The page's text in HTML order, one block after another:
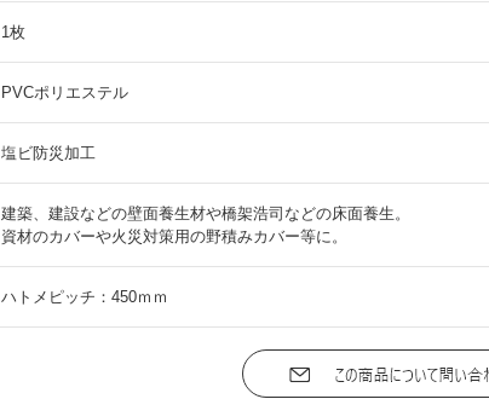
1枚
PVCポリエステル
塩ビ防災加工
建築、建設などの壁面養生材や橋架浩司などの床面養生。
資材のカバーや火災対策用の野積みカバー等に。
ハトメピッチ：450ｍｍ